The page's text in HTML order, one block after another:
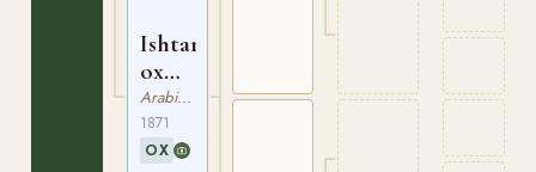
Ishtar
ox
GSB
16
Arabiskt Fullblod
1871
OX